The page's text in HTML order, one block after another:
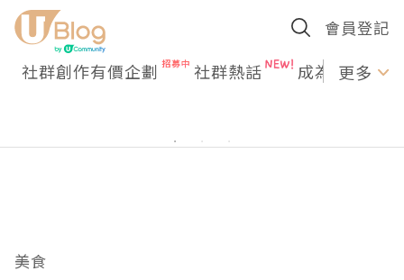
會員登記
社群創作有價企劃 社群熱話 成為U更多
美食